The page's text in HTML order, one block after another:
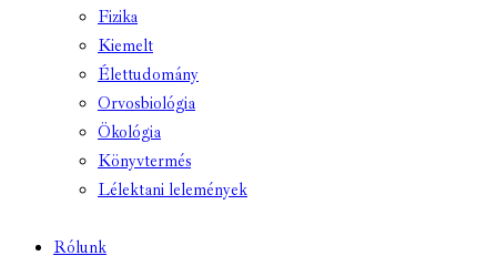
Fizika
Kiemelt
Élettudomány
Orvosbiológia
Ökológia
Könyvtermés
Lélektani lelemények
Rólunk